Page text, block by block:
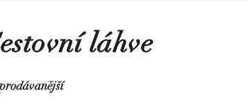
láhve